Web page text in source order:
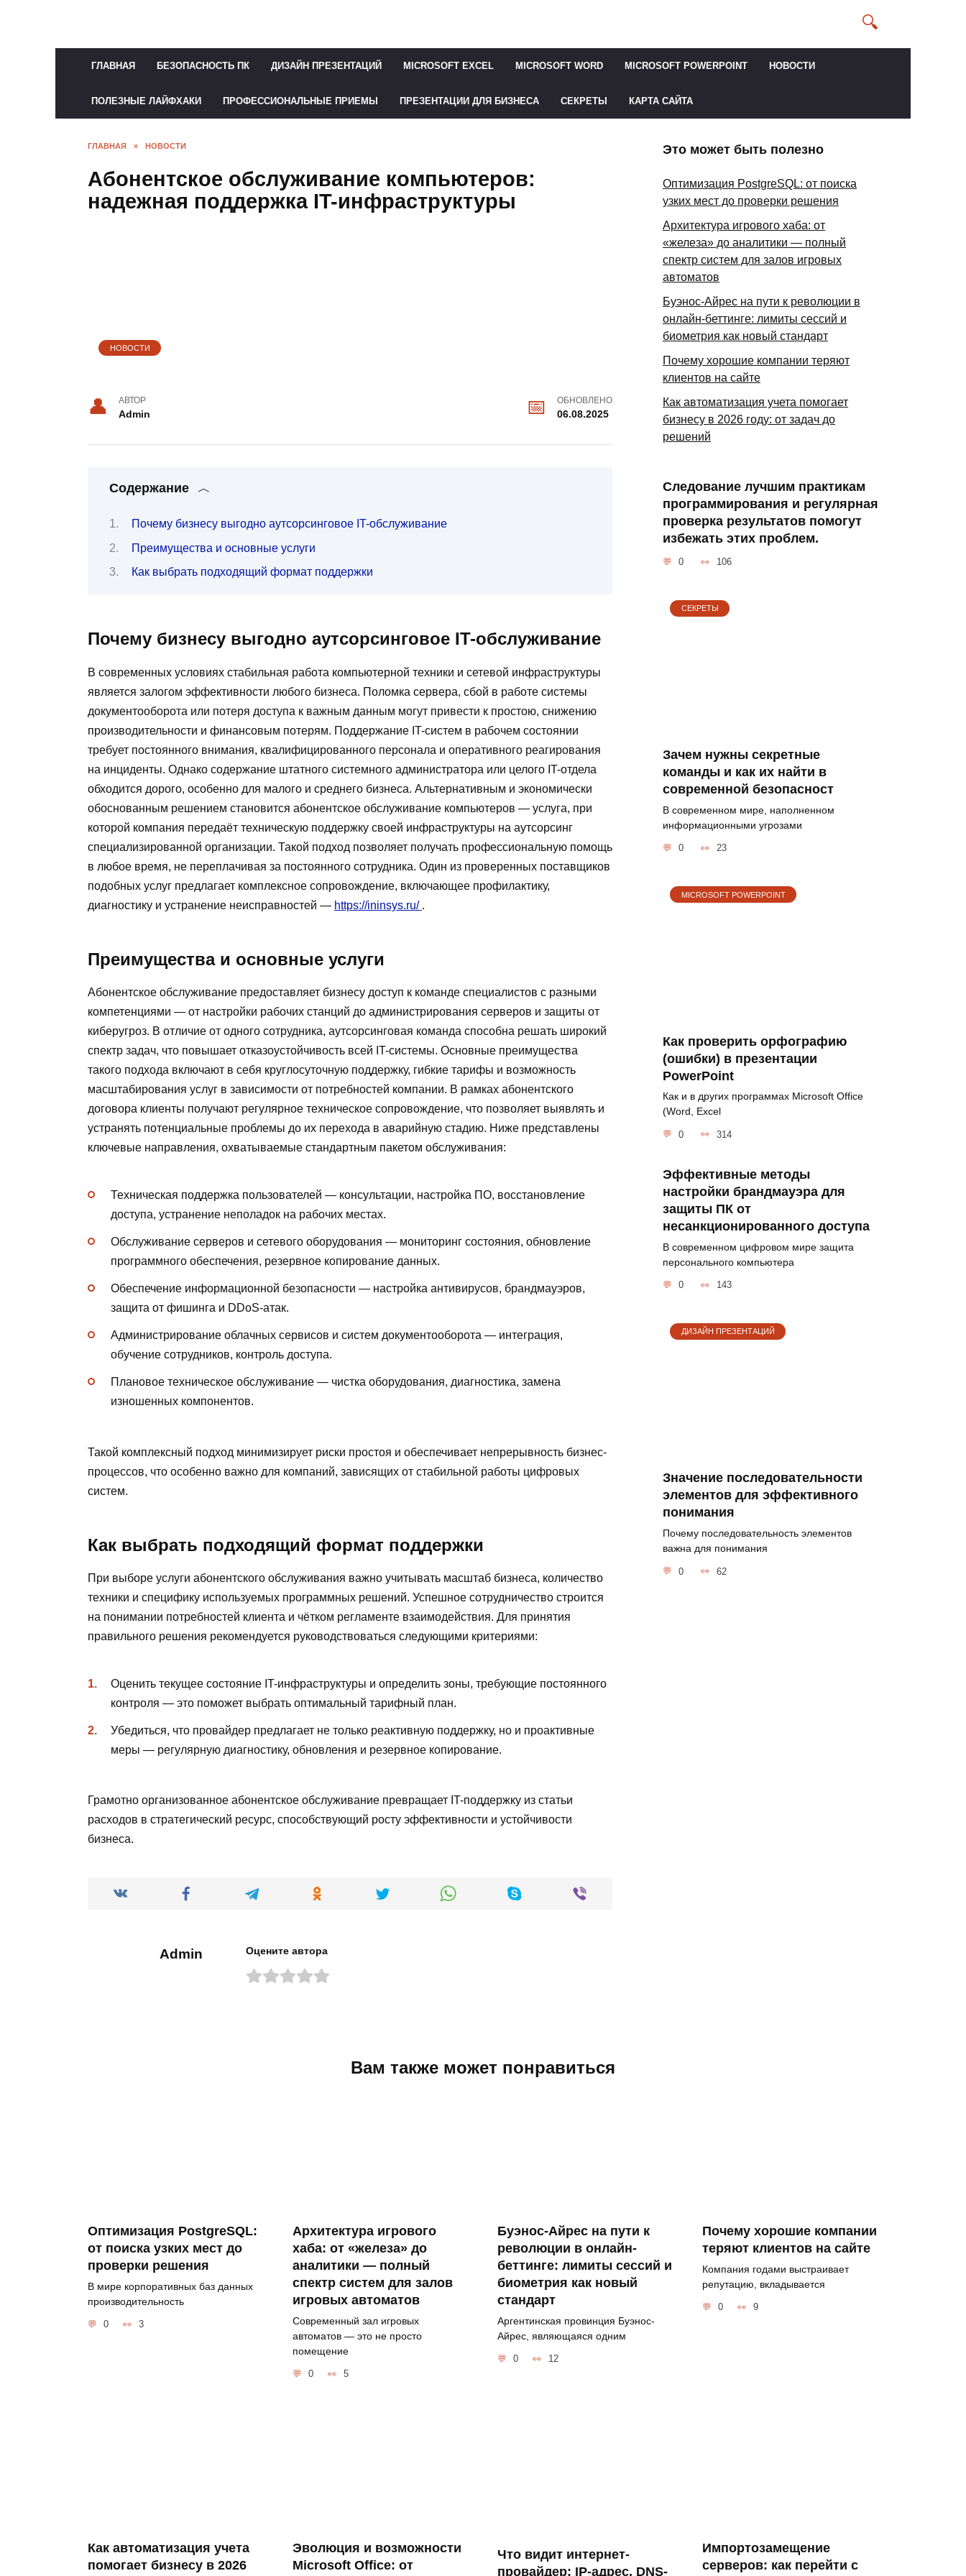
ГЛАВНАЯ БЕЗОПАСНОСТЬ ПК ДИЗАЙН ПРЕЗЕНТАЦИЙ MICROSOFT EXCEL MICROSOFT WORD MICROSOFT POWERPOINT НОВОСТИ
ПОЛЕЗНЫЕ ЛАЙФХАКИ ПРОФЕССИОНАЛЬНЫЕ ПРИЕМЫ ПРЕЗЕНТАЦИИ ДЛЯ БИЗНЕСА СЕКРЕТЫ КАРТА САЙТА
ГЛАВНАЯ » НОВОСТИ
Абонентское обслуживание компьютеров:
надежная поддержка IT-инфраструктуры
НОВОСТИ
АВТОР
Admin
ОБНОВЛЕНО
06.08.2025
Содержание
Почему бизнесу выгодно аутсорсинговое IT-обслуживание
Преимущества и основные услуги
Как выбрать подходящий формат поддержки
Почему бизнесу выгодно аутсорсинговое IT-обслуживание
В современных условиях стабильная работа компьютерной техники и сетевой инфраструктуры
является залогом эффективности любого бизнеса. Поломка сервера, сбой в работе системы
документооборота или потеря доступа к важным данным могут привести к простою, снижению
производительности и финансовым потерям. Поддержание IT-систем в рабочем состоянии
требует постоянного внимания, квалифицированного персонала и оперативного реагирования
на инциденты. Однако содержание штатного системного администратора или целого IT-отдела
обходится дорого, особенно для малого и среднего бизнеса. Альтернативным и экономически
обоснованным решением становится абонентское обслуживание компьютеров — услуга, при
которой компания передаёт техническую поддержку своей инфраструктуры на аутсорсинг
специализированной организации. Такой подход позволяет получать профессиональную помощь
в любое время, не переплачивая за постоянного сотрудника. Один из проверенных поставщиков
подобных услуг предлагает комплексное сопровождение, включающее профилактику,
диагностику и устранение неисправностей — https://ininsys.ru/ .
Преимущества и основные услуги
Абонентское обслуживание предоставляет бизнесу доступ к команде специалистов с разными
компетенциями — от настройки рабочих станций до администрирования серверов и защиты от
киберугроз. В отличие от одного сотрудника, аутсорсинговая команда способна решать широкий
спектр задач, что повышает отказоустойчивость всей IT-системы. Основные преимущества
такого подхода включают в себя круглосуточную поддержку, гибкие тарифы и возможность
масштабирования услуг в зависимости от потребностей компании. В рамках абонентского
договора клиенты получают регулярное техническое сопровождение, что позволяет выявлять и
устранять потенциальные проблемы до их перехода в аварийную стадию. Ниже представлены
ключевые направления, охватываемые стандартным пакетом обслуживания:
Техническая поддержка пользователей — консультации, настройка ПО, восстановление
доступа, устранение неполадок на рабочих местах.
Обслуживание серверов и сетевого оборудования — мониторинг состояния, обновление
программного обеспечения, резервное копирование данных.
Обеспечение информационной безопасности — настройка антивирусов, брандмауэров,
защита от фишинга и DDoS-атак.
Администрирование облачных сервисов и систем документооборота — интеграция,
обучение сотрудников, контроль доступа.
Плановое техническое обслуживание — чистка оборудования, диагностика, замена
изношенных компонентов.
Такой комплексный подход минимизирует риски простоя и обеспечивает непрерывность бизнес-
процессов, что особенно важно для компаний, зависящих от стабильной работы цифровых
систем.
Как выбрать подходящий формат поддержки
При выборе услуги абонентского обслуживания важно учитывать масштаб бизнеса, количество
техники и специфику используемых программных решений. Успешное сотрудничество строится
на понимании потребностей клиента и чётком регламенте взаимодействия. Для принятия
правильного решения рекомендуется руководствоваться следующими критериями:
Оценить текущее состояние IT-инфраструктуры и определить зоны, требующие постоянного
контроля — это поможет выбрать оптимальный тарифный план.
Убедиться, что провайдер предлагает не только реактивную поддержку, но и проактивные
меры — регулярную диагностику, обновления и резервное копирование.
Грамотно организованное абонентское обслуживание превращает IT-поддержку из статьи
расходов в стратегический ресурс, способствующий росту эффективности и устойчивости
бизнеса.
Admin Оцените автора
Это может быть полезно
Оптимизация PostgreSQL: от поиска
узких мест до проверки решения
Архитектура игрового хаба: от
«железа» до аналитики — полный
спектр систем для залов игровых
автоматов
Буэнос-Айрес на пути к революции в
онлайн-беттинге: лимиты сессий и
биометрия как новый стандарт
Почему хорошие компании теряют
клиентов на сайте
Как автоматизация учета помогает
бизнесу в 2026 году: от задач до
решений
Следование лучшим практикам
программирования и регулярная
проверка результатов помогут
избежать этих проблем.
0 106
СЕКРЕТЫ
Зачем нужны секретные
команды и как их найти в
современной безопасност
В современном мире, наполненном
информационными угрозами
0 23
MICROSOFT POWERPOINT
Как проверить орфографию
(ошибки) в презентации
PowerPoint
Как и в других программах Microsoft Office
(Word, Excel
0 314
Эффективные методы
настройки брандмауэра для
защиты ПК от
несанкционированного доступа
В современном цифровом мире защита
персонального компьютера
0 143
ДИЗАЙН ПРЕЗЕНТАЦИЙ
Значение последовательности
элементов для эффективного
понимания
Почему последовательность элементов
важна для понимания
0 62
Вам также может понравиться
Оптимизация PostgreSQL:
от поиска узких мест до
проверки решения
В мире корпоративных баз данных
производительность
0 3
Архитектура игрового
хаба: от «железа» до
аналитики — полный
спектр систем для залов
игровых автоматов
Современный зал игровых
автоматов — это не просто
помещение
0 5
Буэнос-Айрес на пути к
революции в онлайн-
беттинге: лимиты сессий и
биометрия как новый
стандарт
Аргентинская провинция Буэнос-
Айрес, являющаяся одним
0 12
Почему хорошие компании
теряют клиентов на сайте
Компания годами выстраивает
репутацию, вкладывается
0 9
Как автоматизация учета
помогает бизнесу в 2026
Эволюция и возможности
Microsoft Office: от
Что видит интернет-
провайдер: IP-адрес, DNS-
Импортозамещение
серверов: как перейти с